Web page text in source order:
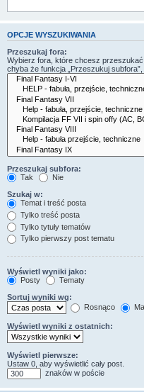
OPCJE WYSZUKIWANIA
Przeszukaj fora:
Wybierz fora, które chcesz
chyba że funkcja „Przeszukuj subfora”,
Przeszukaj subfora:
Tak
Nie
Szukaj w:
Temat i treść posta
Tylko treść posta
Tylko tytuły tematów
Tylko pierwszy post tematu
Wyświetl wyniki jako:
Posty
Tematy
Sortuj wyniki wg:
Rosnąco
Wyświetl wyniki z ostatnich:
Wyświetl pierwsze:
Ustaw 0, aby wyświetlić cały post.
znaków w poście